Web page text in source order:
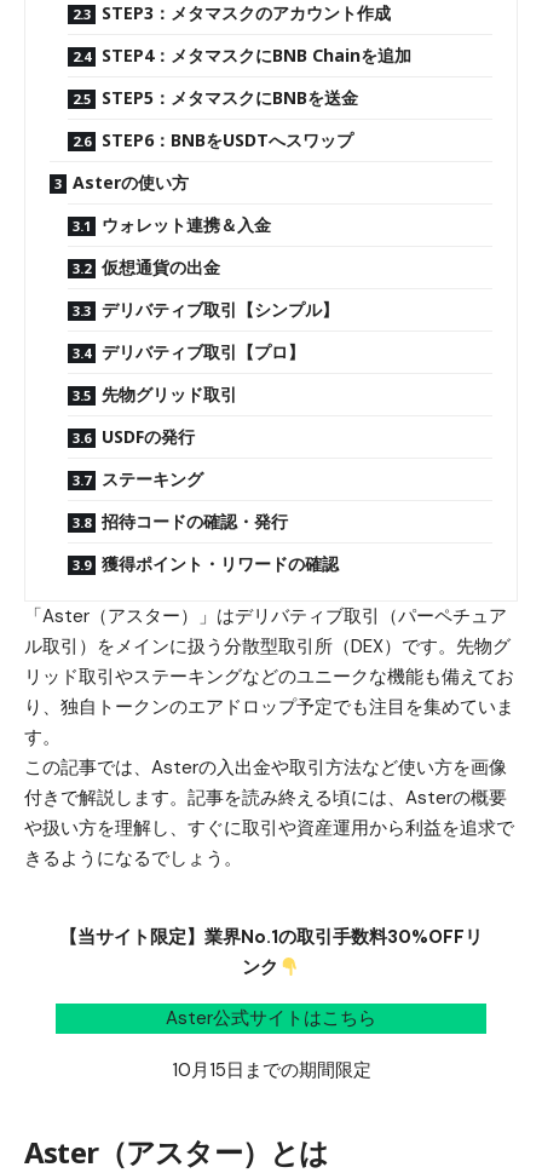
STEP3：メタマスクのアカウント作成
STEP4：メタマスクにBNB Chainを追加
STEP5：メタマスクにBNBを送金
STEP6：BNBをUSDTへスワップ
Asterの使い方
ウォレット連携＆入金
仮想通貨の出金
デリバティブ取引【シンプル】
デリバティブ取引【プロ】
先物グリッド取引
USDFの発行
ステーキング
招待コードの確認・発行
獲得ポイント・リワードの確認
「Aster（アスター）」はデリバティブ取引（パーペチュア
ル取引）をメインに扱う分散型取引所（DEX）です。先物グ
リッド取引やステーキングなどのユニークな機能も備えてお
り、独自トークンのエアドロップ予定でも注目を集めていま
す。
この記事では、Asterの入出金や取引方法など使い方を画像
付きで解説します。記事を読み終える頃には、Asterの概要
や扱い方を理解し、すぐに取引や資産運用から利益を追求で
きるようになるでしょう。
【当サイト限定】業界No.1の取引手数料30%OFFリ
ンク
Aster公式サイトはこちら
10月15日までの期間限定
Aster（アスター）とは